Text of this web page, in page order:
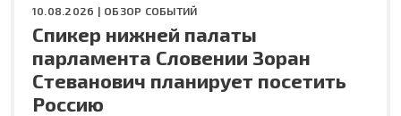
10.08.2026 | ОБЗОР СОБЫТИЙ
Спикер нижней палаты
парламента Словении Зоран
Стеванович планирует посетить
Россию